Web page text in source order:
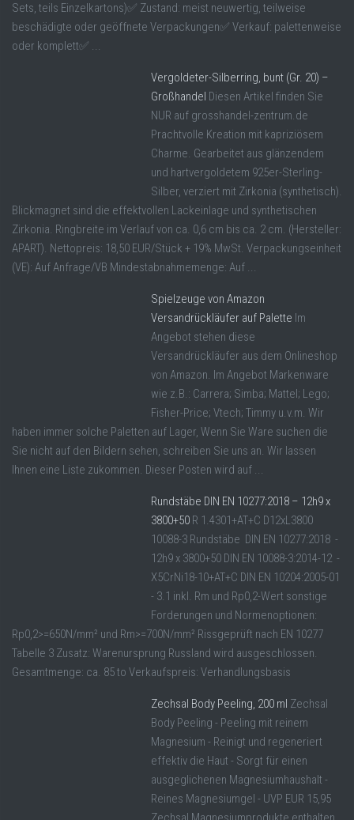
Sets, teils Einzelkartons)✅ Zustand: meist neuwertig, teilweise
beschädigte oder geöffnete Verpackungen✅ Verkauf: palettenweise
oder komplett✅ ...
Vergoldeter-Silberring, bunt (Gr. 20) –
Großhandel Diesen Artikel finden Sie
NUR auf grosshandel-zentrum.de
Prachtvolle Kreation mit kapriziösem
Charme. Gearbeitet aus glänzendem
und hartvergoldetem 925er-Sterling-
Silber, verziert mit Zirkonia (synthetisch).
Blickmagnet sind die effektvollen Lackeinlage und synthetischen
Zirkonia. Ringbreite im Verlauf von ca. 0,6 cm bis ca. 2 cm. (Hersteller:
APART). Nettopreis: 18,50 EUR/Stück + 19% MwSt. Verpackungseinheit
(VE): Auf Anfrage/VB Mindestabnahmemenge: Auf ...
Spielzeuge von Amazon
Versandrückläufer auf Palette Im
Angebot stehen diese
Versandrückläufer aus dem Onlineshop
von Amazon. Im Angebot Markenware
wie z.B.: Carrera; Simba; Mattel; Lego;
Fisher-Price; Vtech; Timmy u.v.m. Wir
haben immer solche Paletten auf Lager, Wenn Sie Ware suchen die
Sie nicht auf den Bildern sehen, schreiben Sie uns an. Wir lassen
Ihnen eine Liste zukommen. Dieser Posten wird auf ...
Rundstäbe DIN EN 10277:2018 – 12h9 x
3800+50 R 1.4301+AT+C D12xL3800
10088-3 Rundstäbe DIN EN 10277:2018 -
12h9 x 3800+50 DIN EN 10088-3:2014-12 -
X5CrNi18-10+AT+C DIN EN 10204:2005-01
- 3.1 inkl. Rm und Rp0,2-Wert sonstige
Forderungen und Normenoptionen:
Rp0,2>=650N/mm² und Rm>=700N/mm² Rissgeprüft nach EN 10277
Tabelle 3 Zusatz: Warenursprung Russland wird ausgeschlossen.
Gesamtmenge: ca. 85 to Verkaufspreis: Verhandlungsbasis
Zechsal Body Peeling, 200 ml Zechsal
Body Peeling - Peeling mit reinem
Magnesium - Reinigt und regeneriert
effektiv die Haut - Sorgt für einen
ausgeglichenen Magnesiumhaushalt -
Reines Magnesiumgel - UVP EUR 15,95